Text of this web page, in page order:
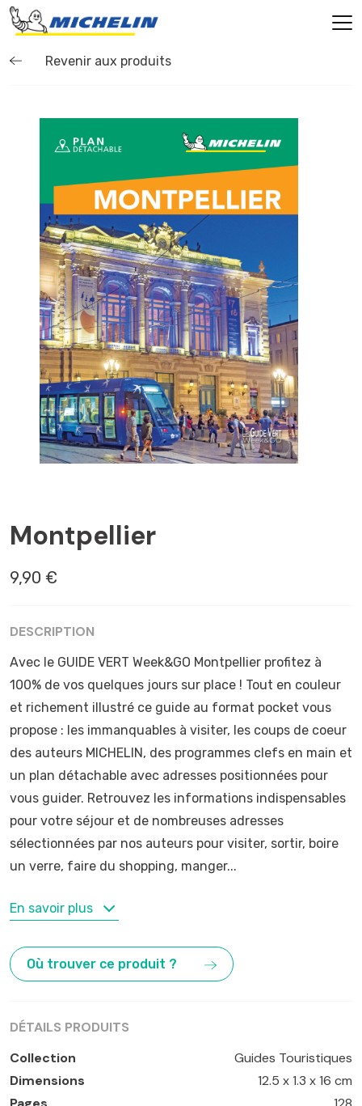
Revenir aux produits
Montpellier
9,90 €
DESCRIPTION
Avec le GUIDE VERT Week&GO Montpellier profitez à
100% de vos quelques jours sur place ! Tout en couleur
et richement illustré ce guide au format pocket vous
propose : les immanquables à visiter, les coups de coeur
des auteurs MICHELIN, des programmes clefs en main et
un plan détachable avec adresses positionnées pour
vous guider. Retrouvez les informations indispensables
pour votre séjour et de nombreuses adresses
sélectionnées par nos auteurs pour visiter, sortir, boire
un verre, faire du shopping, manger...
MOTS-CLÉS
Place de la Comédie
St-Guilhem-le-Désert
En savoir plus
Où trouver ce produit ?
DÉTAILS PRODUITS
Collection
Guides Touristiques
Dimensions
12.5 x 1.3 x 16 cm